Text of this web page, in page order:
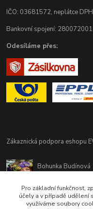
IČO: 03681572, neplátce DPH
Bankovní spojení:
Odesíláme přes:
Zákaznická podpora eshopu
Bohunka Budínová
(Po-Pá - 9:00-
Pro základní funkčnost,
účely a v případě udělení
využíváme soubory